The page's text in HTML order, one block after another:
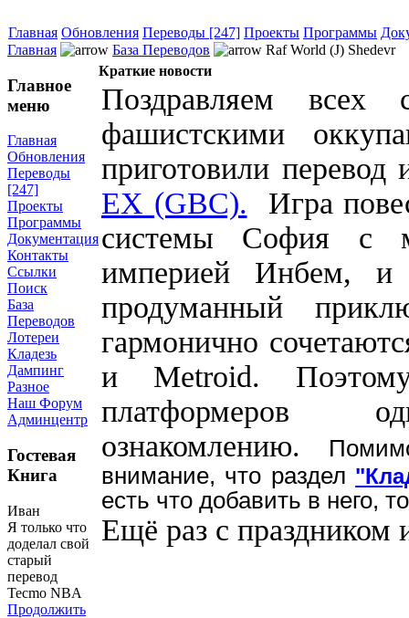
Главная Обновления Переводы [247] Проекты Программы
Главная
База Переводов Raf World (J) Shedevr
Главное
меню
Главная
Обновления
Переводы
[247]
Проекты
Программы
Документация
Контакты
Ссылки
Поиск
База
Переводов
Лотереи
Кладезь
Дампинг
Разное
Наш Форум
Админцентр
Гостевая
Книга
Иван
Я только что
доделал свой
старый
перевод
Tecmo NBA
Продолжить
Краткие новости
Поздравляем
фашистскими
приготовили
EX (GBC). Игра
системы София с
империей Инбем, и
продуманный
гармонично
и Metroid.
платформеров
ознакомлению.
внимание, что раздел
есть что добавить в него,
Ещё раз с праздником